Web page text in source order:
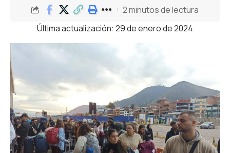
Última actualización: 29 de enero de 2024
2 minutos de lectura